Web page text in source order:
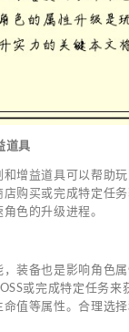
道具
增益道具可以帮助
购买或完成特定任
色的升级进程。
装备也是影响角色
或完成特定任务来
值等属性。合理选